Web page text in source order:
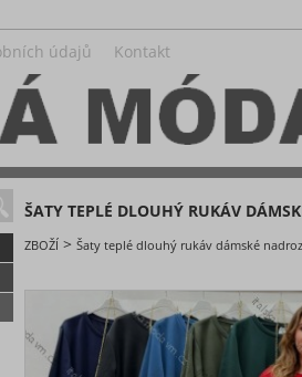
údajů Kontakt
ŠATY TEPLÉ DLOUHÝ RUKÁV
ZBOŽÍ > Šaty teplé dlouhý rukáv dámské